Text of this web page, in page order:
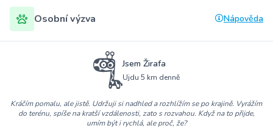
Osobní výzva Nápověda
Jsem Žirafa
Ujdu 5 km denně
Kráčím pomalu, ale jistě. Udržuji si nadhled a rozhlížím se po krajině. Vyrážím
do terénu, spíše na kratší vzdálenosti, zato s rozvahou. Když na to přijde,
umím být i rychlá, ale proč, že?